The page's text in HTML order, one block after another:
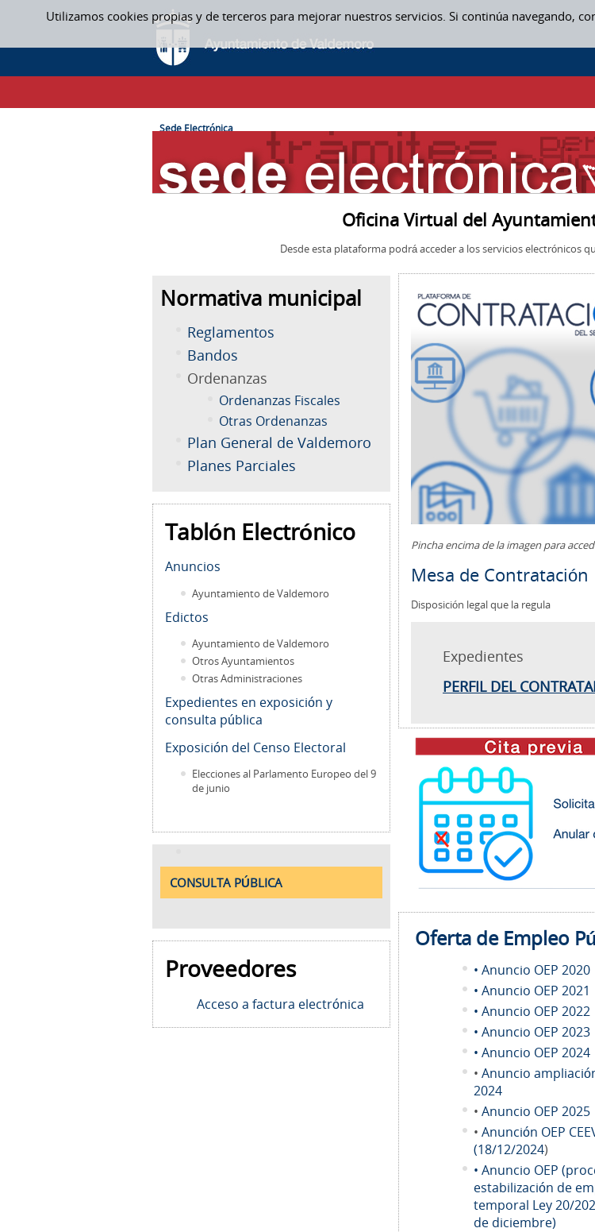
Utilizamos cookies propias y de terceros para mejorar nuestros servicios. Si continúa navegando,
Saltar al contenido
SEDE ELECTRÓNICA
CAMINO DE MIGAS
Sede Electrónica
Oficina Virtual del
Desde esta plataforma podrá acceder a los servicios electrónicos
Normativa municipal
Reglamentos
Bandos
Ordenanzas
Ordenanzas Fiscales
Otras Ordenanzas
Plan General de Valdemoro
Planes Parciales
Tablón Electrónico
Anuncios
Ayuntamiento de Valdemoro
Edictos
Ayuntamiento de Valdemoro
Otros Ayuntamientos
Otras Administraciones
Expedientes en exposición y
consulta pública
Exposición del Censo Electoral
Elecciones al Parlamento Europeo del 9
de junio
CONSULTA PÚBLICA
Proveedores
Acceso a factura electrónica
Pincha encima de la imagen para
Mesa de Contratación
Disposición legal que la regula
Expedientes
PERFIL DEL
Oferta de Empleo
• Anuncio OEP 2020
• Anuncio OEP 2021
• Anuncio OEP 2022
• Anuncio OEP 2023
• Anuncio OEP 2024
• Anuncio
2024
• Anuncio OEP 2025
• Anunción OEP
(18/12/2024)
• Anuncio OEP
estabilización de
temporal Ley 20/
de diciembre)